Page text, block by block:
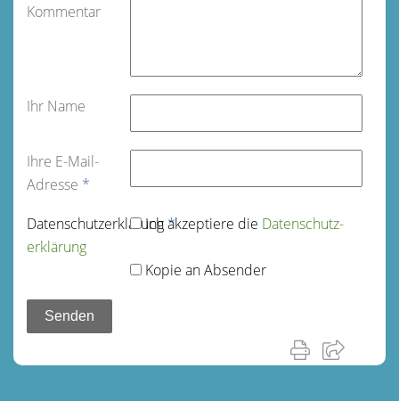
Kommentar
Ihr Name
Ihre E-Mail-
Adresse *
Datenschutz­erklärung*
Ich akzeptiere die Datenschutz­
erklärung
Kopie an Absender